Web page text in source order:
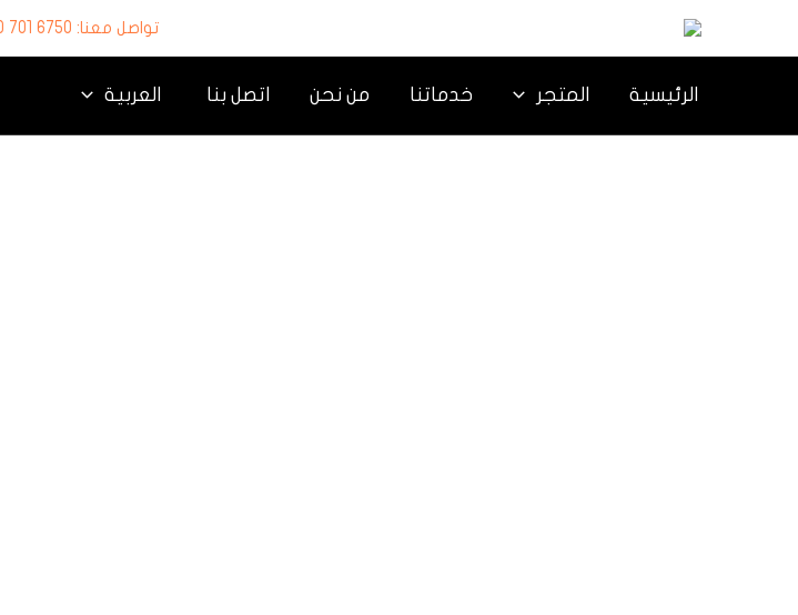
تواصل معنا: 6750 701 50 966+
الرئيسية المتجر خدماتنا من نحن اتصل بنا العربية